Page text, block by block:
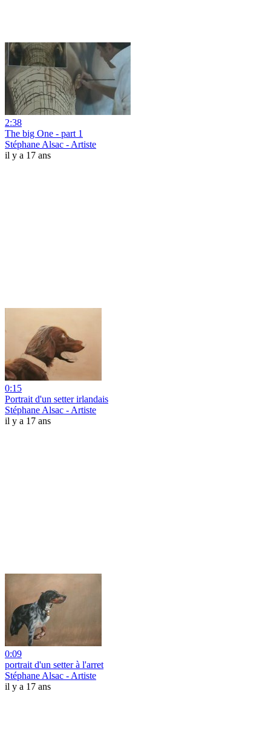
2:38
The big One - part 1
Stéphane Alsac - Artiste
il y a 17 ans
0:15
Portrait d'un setter irlandais
Stéphane Alsac - Artiste
il y a 17 ans
0:09
portrait d'un setter à l'arret
Stéphane Alsac - Artiste
il y a 17 ans